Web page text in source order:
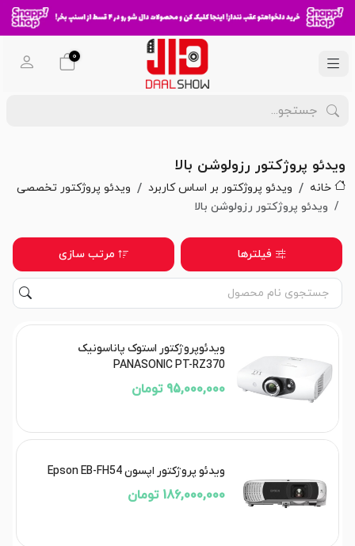
0
ویدئو پروژکتور رزولوشن بالا
خانه ویدئو پروژکتور بر اساس کاربرد
ویدئو پروژکتور تخصصی
ویدئو پروژکتور رزولوشن بالا
فیلترها مرتب سازی
ویدئوپروژکتور استوک پاناسونیک
PANASONIC PT-RZ370
95,000,000 تومان
ویدئو پروژکتور اپسون Epson EB-FH54
186,000,000 تومان